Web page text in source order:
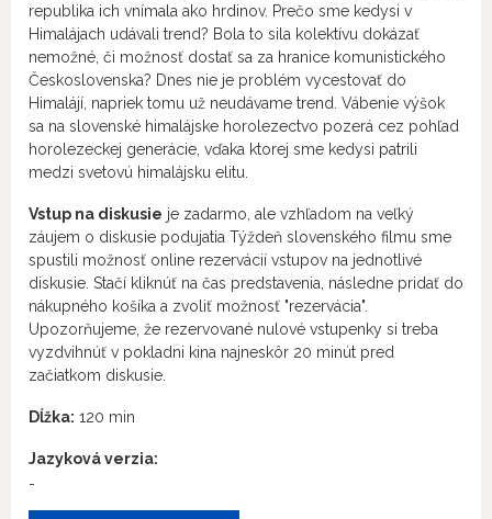
republika ich vnímala ako hrdinov. Prečo sme kedysi v
Himalájach udávali trend? Bola to sila kolektívu dokázať
nemožné, či možnosť dostať sa za hranice komunistického
Československa? Dnes nie je problém vycestovať do
Himalájí, napriek tomu už neudávame trend. Vábenie výšok
sa na slovenské himalájske horolezectvo pozerá cez pohľad
horolezeckej generácie, vďaka ktorej sme kedysi patrili
medzi svetovú himalájsku elitu.
Vstup na diskusie je zadarmo, ale vzhľadom na veľký
záujem o diskusie podujatia Týždeň slovenského filmu sme
spustili možnosť online rezervácií vstupov na jednotlivé
diskusie. Stačí kliknúť na čas predstavenia, následne pridať do
nákupného košíka a zvoliť možnosť "rezervácia".
Upozorňujeme, že rezervované nulové vstupenky si treba
vyzdvihnúť v pokladni kina najneskôr 20 minút pred
začiatkom diskusie.
Dĺžka: 120 min
Jazyková verzia:
-